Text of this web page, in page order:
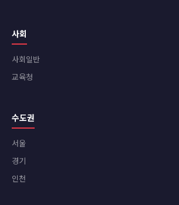
사회
사회일반
교육청
수도권
서울
경기
인천